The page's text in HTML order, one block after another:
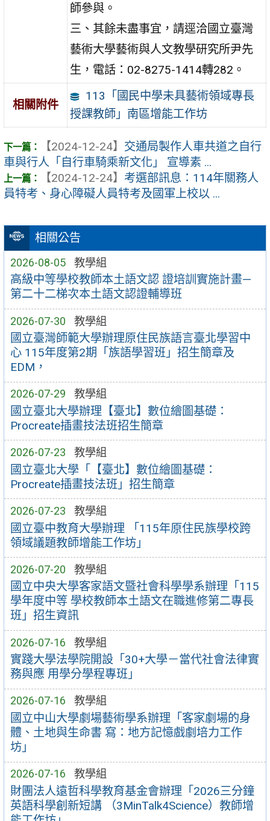
相關公告
2026-08-05 教學組
高級中等學校教師本土語文認 證培訓實施計畫—
第二十二梯次本土語文認證輔導班
2026-07-30 教學組
國立臺灣師範大學辦理原住民族語言臺北學習中
心 115年度第2期「族語學習班」招生簡章及
EDM，
2026-07-29 教學組
國立臺北大學辦理【臺北】數位繪圖基礎：
Procreate插畫技法班招生簡章
2026-07-23 教學組
國立臺北大學「【臺北】數位繪圖基礎：
Procreate插畫技法班」招生簡章
2026-07-23 教學組
國立臺中教育大學辦理 「115年原住民族學校跨
領域議題教師增能工作坊」
2026-07-20 教學組
國立中央大學客家語文暨社會科學學系辦理「115
學年度中等 學校教師本土語文在職進修第二專長
班」招生資訊
2026-07-16 教學組
實踐大學法學院開設「30+大學－當代社會法律實
務與應 用學分學程專班」
2026-07-16 教學組
國立中山大學劇場藝術學系辦理「客家劇場的身
體、土地與生命書 寫：地方記憶戲劇培力工作
坊」
2026-07-16 教學組
財團法人遠哲科學教育基金會辦理「2026三分鐘
英語科學創新短講 （3MinTalk4Science）教師增
師參與。
三、其餘未盡事宜，請逕洽國立臺灣
藝術大學藝術與人文教學研究所尹先
生，電話：02-8275-1414轉282。
相關附件
113「國民中學未具藝術領域專長
授課教師」南區增能工作坊
【2024-12-24】 交通局製作人車共道之自行
車與行人「自行車騎乘新文化」 宣導素 ...
【2024-12-24】 考選部訊息：114年關務人
員特考、身心障礙人員特考及國軍上校以 ...